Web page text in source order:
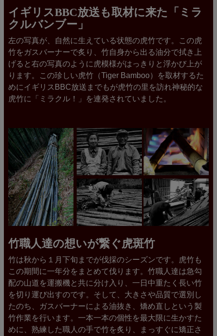
イギリスBBC放送も取材に来た「ミラ
クルバンブー」
左の写真が、自然に生えている状態の虎竹です。この虎
竹をガスバーナーで炙り、竹自身から出る油分で拭き上
げると右の写真のように虎模様がはっきりと浮かび上が
ります。この珍しい虎竹（Tiger Bamboo）を取材するた
めにイギリスBBC放送までもが虎竹の里を訪れ神秘的な
虎竹に「ミラクル！」を連発されていました。
竹職人達の想いが繋ぐ虎斑竹
竹は秋から１月下旬までが伐採のシーズンです。虎竹も
この期間に一年分をまとめて伐ります。竹職人達は急勾
配の山道を運搬機と共に分け入り、一日中重たく長い竹
を切り運び出すのです。そして、大きさや品質で選別し
たのち、ガスバーナーによる油抜き、矯め直しという製
竹作業を行います。一本一本の個性を最大限に生かすた
めに、熟練した職人の手で竹を炙り、まっすぐに矯正さ